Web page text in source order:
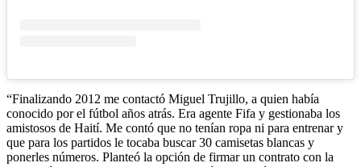
“Finalizando 2012 me contactó Miguel Trujillo, a quien había
conocido por el fútbol años atrás. Era agente Fifa y gestionaba los
amistosos de Haití. Me contó que no tenían ropa ni para entrenar y
que para los partidos le tocaba buscar 30 camisetas blancas y
ponerles números. Planteó la opción de firmar un contrato con la